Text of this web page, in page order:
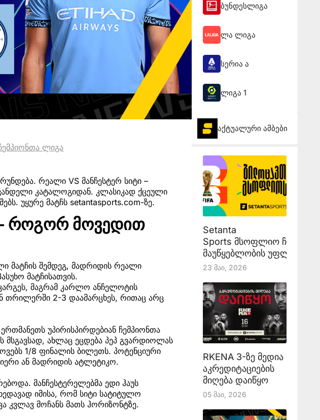
ლიგა
რეალი VS მანჩესტერ სიტი –
კატალოგიდან. კლასიკად ქცეული
უყურე მატჩს setantasports.com-ზე.
როგორ მოვედით
მატჩის შემდეგ, მადრიდის რეალი
მატჩისათვის.
მაგრამ კარლო ანჩელოტის
თრილერში 2-3 დაამარცხეს, რითაც არც
უპირისპირდებიან ჩემპიონთა
ახლაც ეცდება პეპ გვარდიოლას
1/8 ფინალის ბილეთს. პოტენციური
ან მადრიდის ატლეტიკო.
მანჩესტერელებმა ედი ჰაუს
იმისა, რომ სიტი სატიტულო
კვლავ მოჩანს მათს ჰორიზონტზე.
ბუნდესლიგა
ლა ლიგა
სერია ა
ლიგა 1
აქტუალური ამბები
Setanta
Sports მსოფლიო
მაუწყებლობის უფლებას
23 Მაი, 2026
RKENA 3-ზე მედია
აკრედიტაციების
მიღება დაიწყო
05 Მაი, 2026